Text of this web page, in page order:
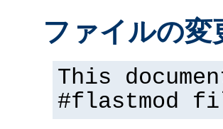
ファイルの変
This
#flastmod